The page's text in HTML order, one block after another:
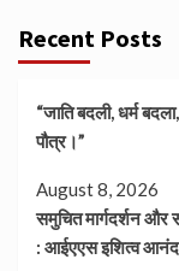
Recent Posts
“जाति बदली, धर्म
पौत्र।”
August 8, 2026
समुचित मार्गदर्शन और
: आईएएस इशित्व आनंद